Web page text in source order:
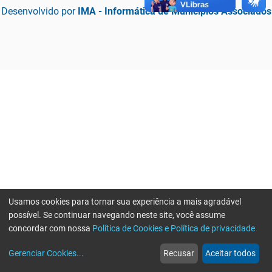
Desenvolvido por IMA - Informática de Municípios Associados
web
Notícias
more_horiz
Mais
Usamos cookies para tornar sua experiência a mais agradável
possível. Se continuar navegando neste site, você assume
concordar com nossa Política de Cookies e Política de privacidade
Gerenciar Cookies... Recusar Aceitar todos
Erro ao enviar informações, por favor tente novamente